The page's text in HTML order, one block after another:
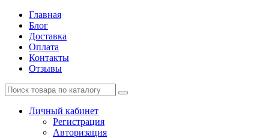
Главная
Блог
Доставка
Оплата
Контакты
Отзывы
Личный кабинет
Регистрация
Авторизация